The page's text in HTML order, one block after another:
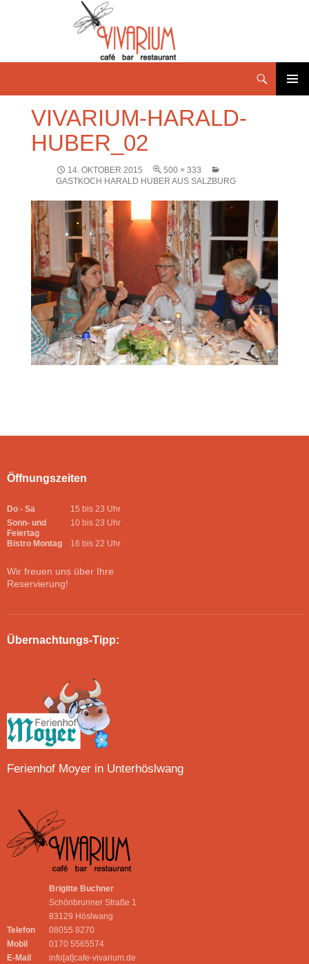
VIVARIUM-HARALD-
HUBER_02
14. OKTOBER 2015
500 × 333
GASTKOCH HARALD HUBER AUS SALZBURG
Öffnungszeiten
Do - Sa
15 bis 23 Uhr
Sonn- und
Feiertag
10 bis 23 Uhr
Bistro Montag 16 bis 22 Uhr
Wir freuen uns über Ihre
Reservierung!
Übernachtungs-Tipp:
Ferienhof Moyer in Unterhöslwang
Brigitte Buchner
Schönbrunner Straße 1
83129 Höslwang
Telefon
08055 8270
Mobil
0170 5565574
E-Mail
info[at]cafe-vivarium.de